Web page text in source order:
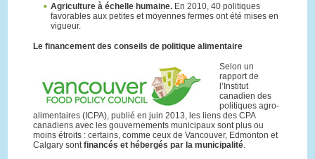
Agriculture à échelle humaine.En 2010, 40 politiques
favorables aux petites et moyennes fermes ont été mises en
vigueur.
Le financement des conseils de politique alimentaire
Selon un
rapport de
l’Institut
canadien des
politiques agro-
alimentaires (ICPA), publié en juin 2013, les liens des CPA
canadiens avec les gouvernements municipaux sont plus ou
moins étroits : certains, comme ceux de Vancouver, Edmonton et
Calgary sont financés et hébergés par la municipalité.